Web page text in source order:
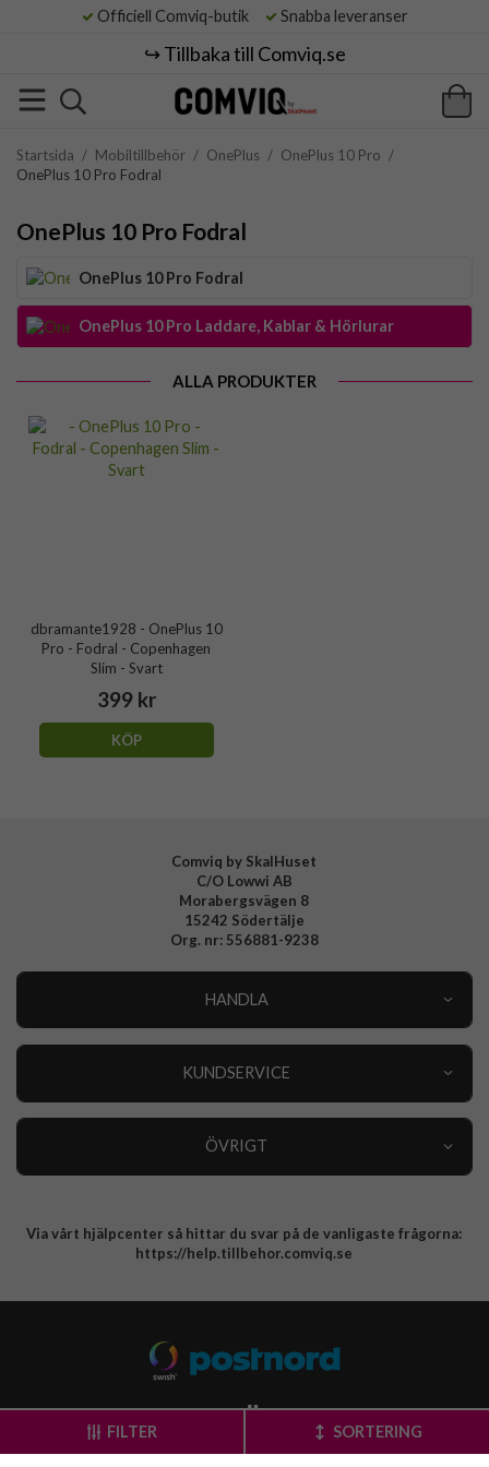
Officiell Comviq-butik Snabba leveranser
↪️ Tillbaka till Comviq.se
Startsida / Mobiltillbehör / OnePlus / OnePlus 10 Pro /
OnePlus 10 Pro Fodral
OnePlus 10 Pro Fodral
OnePlus 10 Pro Fodral
OnePlus 10 Pro Laddare, Kablar & Hörlurar
ALLA PRODUKTER
dbramante1928 - OnePlus 10
Pro - Fodral - Copenhagen
Slim - Svart
399 kr
KÖP
FILTER SORTERING
Comviq by SkalHuset
C/O Lowwi AB
Morabergsvägen 8
15242 Södertälje
Org. nr: 556881-9238
HANDLA
KUNDSERVICE
ÖVRIGT
Integritetspolicy
Via vårt hjälpcenter så hittar du svar på de vanligaste frågorna:
https://help.tillbehor.comviq.se